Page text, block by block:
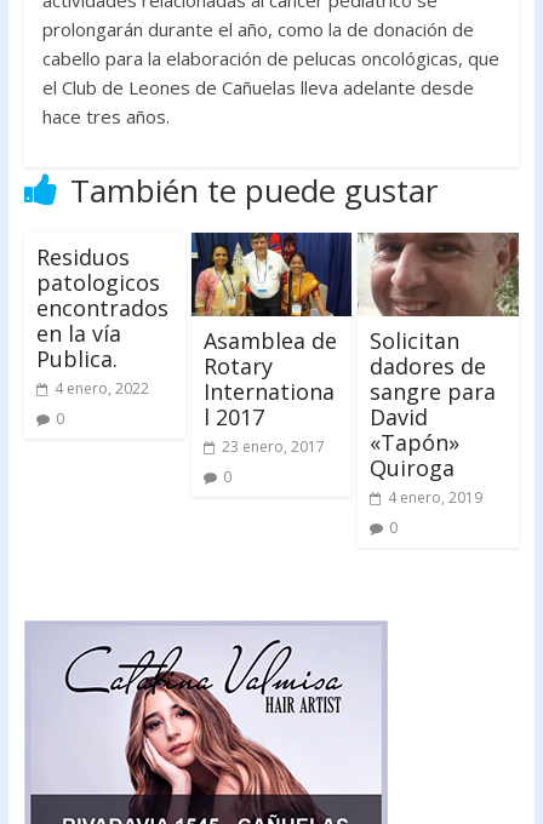
prolongarán durante el año, como la de donación de
cabello para la elaboración de pelucas oncológicas, que
el Club de Leones de Cañuelas lleva adelante desde
hace tres años.
También te puede gustar
Residuos
patologicos
encontrados
en la vía
Publica.
4 enero, 2022
0
Asamblea de
Rotary
Internationa
l 2017
23 enero, 2017
0
Solicitan
dadores de
sangre para
David
«Tapón»
Quiroga
4 enero, 2019
0